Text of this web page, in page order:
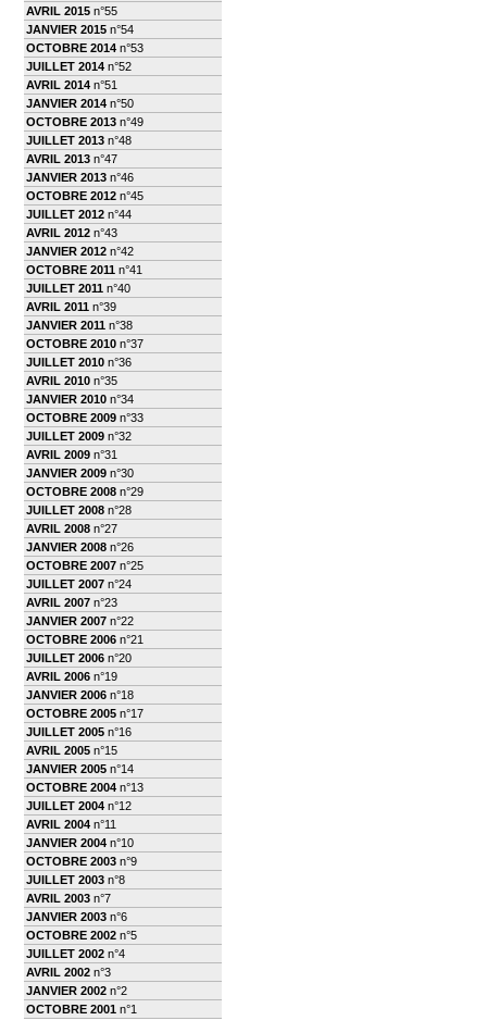
AVRIL 2015 n°55
JANVIER 2015 n°54
OCTOBRE 2014 n°53
JUILLET 2014 n°52
AVRIL 2014 n°51
JANVIER 2014 n°50
OCTOBRE 2013 n°49
JUILLET 2013 n°48
AVRIL 2013 n°47
JANVIER 2013 n°46
OCTOBRE 2012 n°45
JUILLET 2012 n°44
AVRIL 2012 n°43
JANVIER 2012 n°42
OCTOBRE 2011 n°41
JUILLET 2011 n°40
AVRIL 2011 n°39
JANVIER 2011 n°38
OCTOBRE 2010 n°37
JUILLET 2010 n°36
AVRIL 2010 n°35
JANVIER 2010 n°34
OCTOBRE 2009 n°33
JUILLET 2009 n°32
AVRIL 2009 n°31
JANVIER 2009 n°30
OCTOBRE 2008 n°29
JUILLET 2008 n°28
AVRIL 2008 n°27
JANVIER 2008 n°26
OCTOBRE 2007 n°25
JUILLET 2007 n°24
AVRIL 2007 n°23
JANVIER 2007 n°22
OCTOBRE 2006 n°21
JUILLET 2006 n°20
AVRIL 2006 n°19
JANVIER 2006 n°18
OCTOBRE 2005 n°17
JUILLET 2005 n°16
AVRIL 2005 n°15
JANVIER 2005 n°14
OCTOBRE 2004 n°13
JUILLET 2004 n°12
AVRIL 2004 n°11
JANVIER 2004 n°10
OCTOBRE 2003 n°9
JUILLET 2003 n°8
AVRIL 2003 n°7
JANVIER 2003 n°6
OCTOBRE 2002 n°5
JUILLET 2002 n°4
AVRIL 2002 n°3
JANVIER 2002 n°2
OCTOBRE 2001 n°1